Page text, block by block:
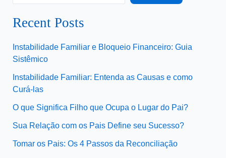
Recent Posts
Instabilidade Familiar e Bloqueio Financeiro: Guia
Sistêmico
Instabilidade Familiar: Entenda as Causas e como
Curá-las
O que Significa Filho que Ocupa o Lugar do Pai?
Sua Relação com os Pais Define seu Sucesso?
Tomar os Pais: Os 4 Passos da Reconciliação